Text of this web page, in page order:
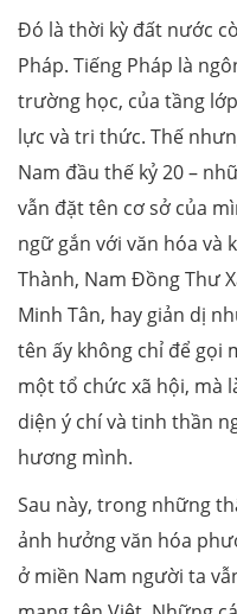
Đó là thời kỳ đất nước
Pháp. Tiếng Pháp là
trường học, của tầng
lực và tri thức. Thế
Nam đầu thế kỷ 20 –
vẫn đặt tên cơ sở của
ngữ gắn với văn hóa và
Thành, Nam Đồng Thư
Minh Tân, hay giản dị
tên ấy không chỉ để gọi
một tổ chức xã hội, mà
diện ý chí và tinh thần
hương mình.
Sau này, trong những
ảnh hưởng văn hóa
ở miền Nam người ta